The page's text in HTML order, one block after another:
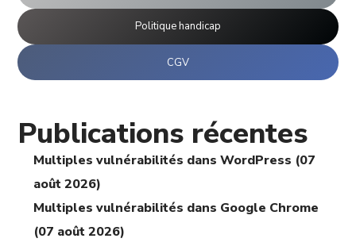
Politique handicap
CGV
Publications récentes
Multiples vulnérabilités dans WordPress (07
août 2026)
Multiples vulnérabilités dans Google Chrome
(07 août 2026)